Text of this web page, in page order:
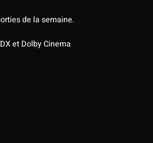
de la semaine.
et Dolby Cinema